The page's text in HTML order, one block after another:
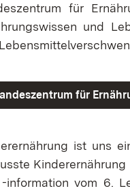
für
und
für
ist uns
information vom 6.